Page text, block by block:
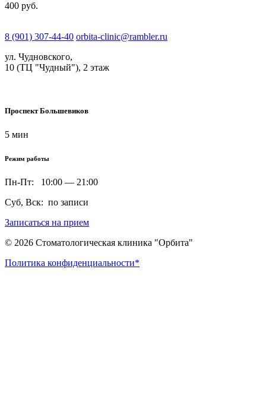
400 руб.
8 (901) 307-44-40 orbita-clinic@rambler.ru
ул. Чудновского,
10 (ТЦ "Чудный"), 2 этаж
Проспект Большевиков
5 мин
Режим работы
Пн-Пт: 10:00 — 21:00
Суб, Вск: по записи
Записаться на прием
© 2026 Стоматологическая клиника "Орбита"
Политика конфиденциальности*